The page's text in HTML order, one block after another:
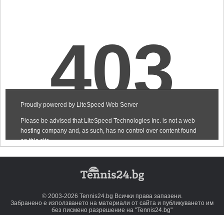
© 2003-2026 Tennis24.bg Всички права запазени.
Забранено е използването на материали от сайта и публикуването им
без писмено разрешение на "Tennis24.bg"